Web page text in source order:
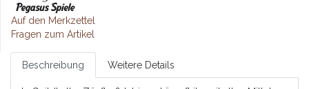
Auf den Merkzettel
Fragen zum Artikel
Beschreibung Weitere Details